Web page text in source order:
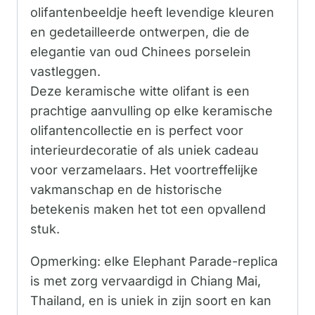
olifantenbeeldje heeft levendige kleuren
en gedetailleerde ontwerpen, die de
elegantie van oud Chinees porselein
vastleggen.
Deze keramische witte olifant is een
prachtige aanvulling op elke keramische
olifantencollectie en is perfect voor
interieurdecoratie of als uniek cadeau
voor verzamelaars. Het voortreffelijke
vakmanschap en de historische
betekenis maken het tot een opvallend
stuk.
Opmerking: elke Elephant Parade-replica
is met zorg vervaardigd in Chiang Mai,
Thailand, en is uniek in zijn soort en kan